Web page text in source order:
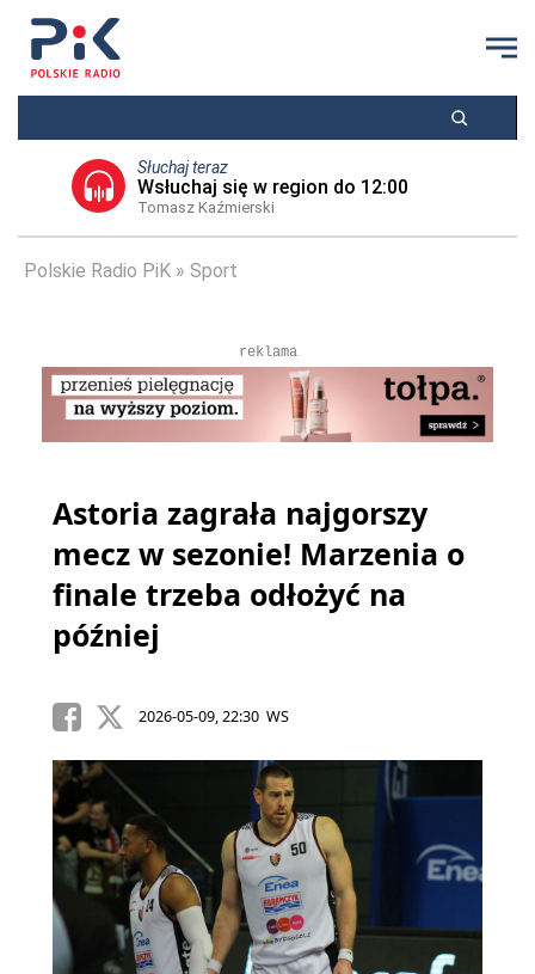
Słuchaj teraz
Wsłuchaj się w region do 12:00
Tomasz Kaźmierski
Polskie Radio PiK Sport
reklama
Astoria zagrała najgorszy
mecz w sezonie! Marzenia o
finale trzeba odłożyć na
później
2026-05-09, 22:30 WS